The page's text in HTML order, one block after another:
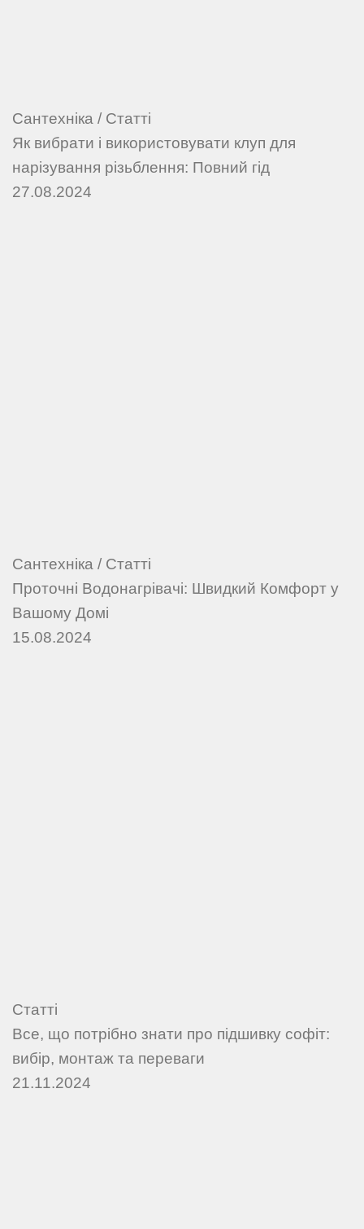
Сантехніка / Статті
Як вибрати і використовувати клуп для
нарізування різьблення: Повний гід
27.08.2024
Сантехніка / Статті
Проточні Водонагрівачі: Швидкий Комфорт у
Вашому Домі
15.08.2024
Статті
Все, що потрібно знати про підшивку софіт:
вибір, монтаж та переваги
21.11.2024